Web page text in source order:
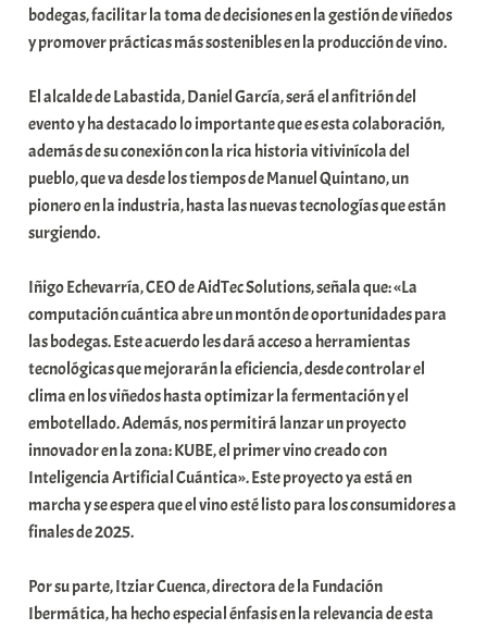
bodegas, facilitar la toma de decisiones en la gestión de viñedos
y promover prácticas más sostenibles en la producción de vino.
El alcalde de Labastida, Daniel García, será el anfitrión del
evento y ha destacado lo importante que es esta colaboración,
además de su conexión con la rica historia vitivinícola del
pueblo, que va desde los tiempos de Manuel Quintano, un
pionero en la industria, hasta las nuevas tecnologías que están
surgiendo.
Iñigo Echevarría, CEO de AidTec Solutions, señala que: «La
computación cuántica abre un montón de oportunidades para
las bodegas. Este acuerdo les dará acceso a herramientas
tecnológicas que mejorarán la eficiencia, desde controlar el
clima en los viñedos hasta optimizar la fermentación y el
embotellado. Además, nos permitirá lanzar un proyecto
innovador en la zona: KUBE, el primer vino creado con
Inteligencia Artificial Cuántica». Este proyecto ya está en
marcha y se espera que el vino esté listo para los consumidores a
finales de 2025.
Por su parte, Itziar Cuenca, directora de la Fundación
Ibermática, ha hecho especial énfasis en la relevancia de esta